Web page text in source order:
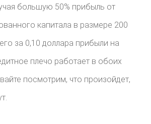
большую 50% прибыль от
капитала в размере 200
за 0,10 доллара прибыли на
плечо работает в обоих
посмотрим, что произойдет,